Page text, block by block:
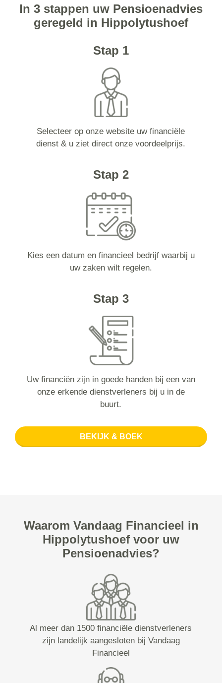
In 3 stappen uw Pensioenadvies
geregeld in Hippolytushoef
Stap 1
Selecteer op onze website uw financiële
dienst & u ziet direct onze voordeelprijs.
Stap 2
Kies een datum en financieel bedrijf waarbij u
uw zaken wilt regelen.
Stap 3
Uw financiën zijn in goede handen bij een van
onze erkende dienstverleners bij u in de
buurt.
BEKIJK & BOEK
Waarom Vandaag Financieel in
Hippolytushoef voor uw
Pensioenadvies?
Al meer dan 1500 financiële dienstverleners
zijn landelijk aangesloten bij Vandaag
Financieel